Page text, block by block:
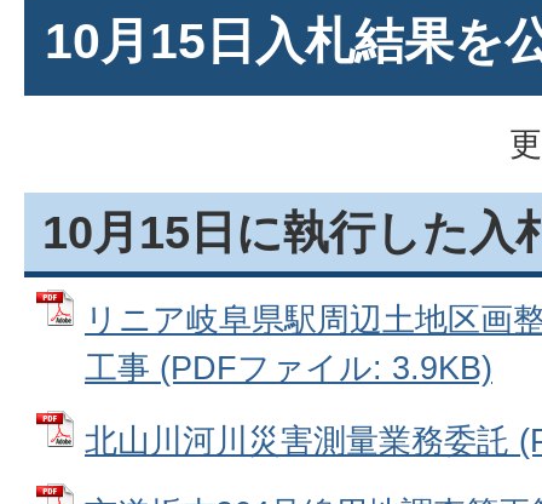
10月15日入札結果を
10月15日に執行した入
リニア岐阜県駅周辺土地区画
工事 (PDFファイル: 3.9KB)
北山川河川災害測量業務委託